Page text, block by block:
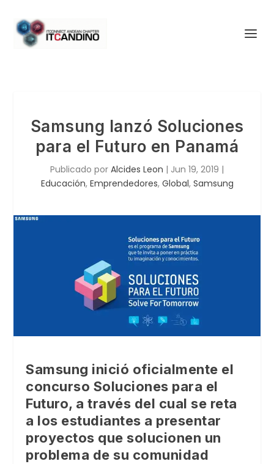
Samsung lanzó Soluciones
para el Futuro en Panamá
Publicado por Alcides Leon | Jun 19, 2019 |
Educación, Emprendedores, Global, Samsung
Samsung inició oficialmente el
concurso Soluciones para el
Futuro, a través del cual se reta
a los estudiantes a presentar
proyectos que solucionen un
problema de su comunidad